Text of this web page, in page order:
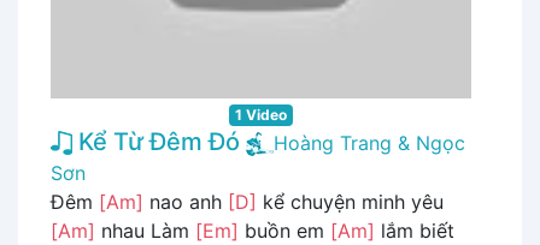
1 Video
Kể Từ Đêm Đó
Hoàng Trang & Ngọc
Sơn
Đêm [Am] nao anh [D] kể chuyện minh yêu
[Am] nhau Làm [Em] buồn em [Am] lắm biết